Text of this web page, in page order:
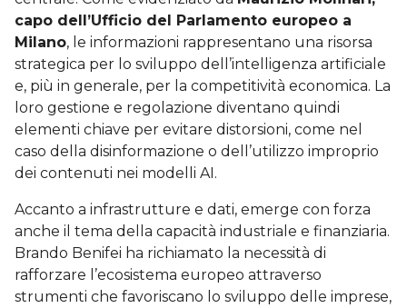
capo dell’Ufficio del Parlamento europeo a
Milano, le informazioni rappresentano una risorsa
strategica per lo sviluppo dell’intelligenza artificiale
e, più in generale, per la competitività economica. La
loro gestione e regolazione diventano quindi
elementi chiave per evitare distorsioni, come nel
caso della disinformazione o dell’utilizzo improprio
dei contenuti nei modelli AI.
Accanto a infrastrutture e dati, emerge con forza
anche il tema della capacità industriale e finanziaria.
Brando Benifei ha richiamato la necessità di
rafforzare l’ecosistema europeo attraverso
strumenti che favoriscano lo sviluppo delle imprese,